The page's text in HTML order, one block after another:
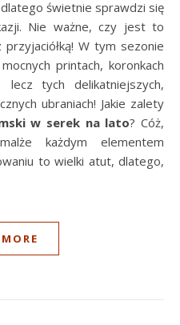
świetnie sprawdzi się
Nie ważne, czy jest to
W tym sezonie
printach, koronkach
lecz tych delikatniejszych,
ubraniach! Jakie zalety
w serek na lato? Cóż,
każdym elementem
to wielki atut, dlatego,